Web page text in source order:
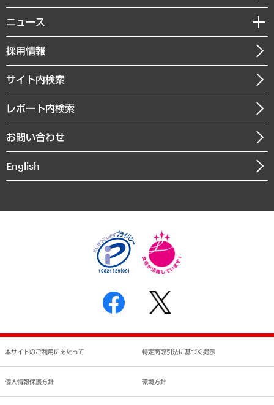
共生・ダイバーシティ
GRC（ガバナンス・リスク・コンプライアンス）・防災（政策）
経済・産業・雇用・労働
まちづくり・観光・交通・スポーツ・スマートシティ
自然資源・農林水産業・食料システム
経営用語集
受託・受注実績（官公庁関連）
メディア掲載・出演
MUFGビジネスセミナー
受託案件情報
私たちの想い
社長メッセージ
会社概要
沿革
組織図・本部部室紹介
インドネシア現地法人
個人情報保護方針
反社会的勢力に対する基本方針
書面による個人情報の開示等の請求の手続きについて
ニュース
ニュースリリース
お知らせ
採用情報
サイト内検索
レポート内検索
お問い合わせ
English
本サイトのご利用にあたって 特定商取引法に基づく提示
個人情報保護方針 環境方針